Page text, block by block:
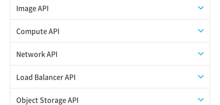
Credential作成
Credential削除
サブユーザーにロールを紐づけ
スナップショット一覧取得
スナップショット作成
スナップショット削除
Image API
ISOイメージアップロード
ISOイメージ作成
イメージ一覧取得
Compute API
ISOイメージ挿入/排出
SSHキーペア一覧取得
SSHキーペア作成
Network API
QoSポリシー一覧取得
QoSポリシー詳細取得
Load Balancer API
プール一覧取得
Object Storage API